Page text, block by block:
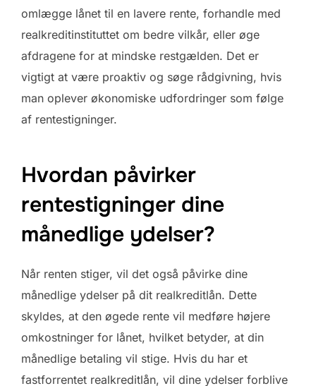
omlægge lånet til en lavere rente, forhandle med
realkreditinstituttet om bedre vilkår, eller øge
afdragene for at mindske restgælden. Det er
vigtigt at være proaktiv og søge rådgivning, hvis
man oplever økonomiske udfordringer som følge
af rentestigninger.
Hvordan påvirker
rentestigninger dine
månedlige ydelser?
Når renten stiger, vil det også påvirke dine
månedlige ydelser på dit realkreditlån. Dette
skyldes, at den øgede rente vil medføre højere
omkostninger for lånet, hvilket betyder, at din
månedlige betaling vil stige. Hvis du har et
fastforrentet realkreditlån, vil dine ydelser forblive